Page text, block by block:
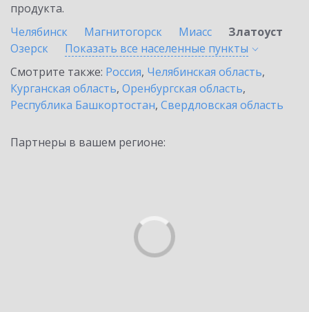
продукта.
Челябинск
Магнитогорск Миасс
Златоуст
Озерск
Показать все населенные пункты
Смотрите также: Россия, Челябинская область,
Курганская область, Оренбургская область,
Республика Башкортостан, Свердловская область
Партнеры в вашем регионе: